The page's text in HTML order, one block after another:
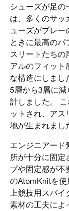
シューズが足の
は、多くのサッ
ューズがプレー
ときに最高のパ
スリートたちの
アルのフィット
な構造にしまし
5層から3層に
計しました。
ットされ、アス
地が生まれまし
エンジニアード
所が十分に固定
プや固定感が不
のAtomKnitを使
上競技用スパ
素材の工夫によ